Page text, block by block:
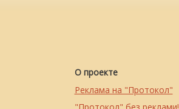
О проекте
Реклама на "Протокол"